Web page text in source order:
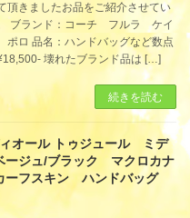
頂きましたお品をご紹介させてい
ブランド：コーチ フルラ ケイ
ポロ 品名：ハンドバッグなど数点
壊れたブランド品は […]
続きを読む
オール トゥジュール ミデ
ジュ/ブラック マクロカナ
ーフスキン ハンドバッグ